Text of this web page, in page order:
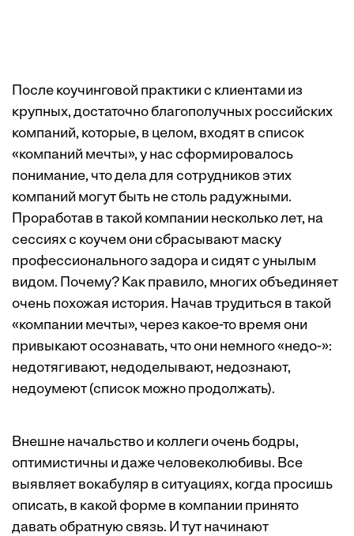
После коучинговой практики с клиентами из
крупных, достаточно благополучных российских
компаний, которые, в целом, входят в список
«компаний мечты», у нас сформировалось
понимание, что дела для сотрудников этих
компаний могут быть не столь радужными.
Проработав в такой компании несколько лет, на
сессиях с коучем они сбрасывают маску
профессионального задора и сидят с унылым
видом. Почему? Как правило, многих объединяет
очень похожая история. Начав трудиться в такой
«компании мечты», через какое-то время они
привыкают осознавать, что они немного «недо-»:
недотягивают, недоделывают, недознают,
недоумеют (список можно продолжать).
Внешне начальство и коллеги очень бодры,
оптимистичны и даже человеколюбивы. Все
выявляет вокабуляр в ситуациях, когда просишь
описать, в какой форме в компании принято
давать обратную связь. И тут начинают